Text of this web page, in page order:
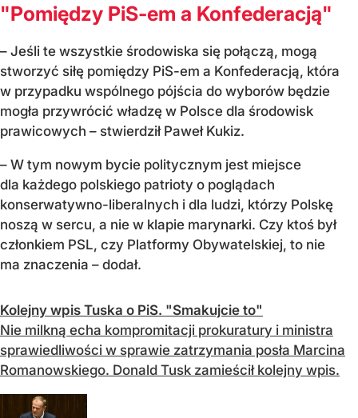
"Pomiędzy PiS-em a Konfederacją"
– Jeśli te wszystkie środowiska się połączą, mogą
stworzyć siłę pomiędzy PiS-em a Konfederacją, która
w przypadku wspólnego pójścia do wyborów będzie
mogła przywrócić władzę w Polsce dla środowisk
prawicowych – stwierdził Paweł Kukiz.
– W tym nowym bycie politycznym jest miejsce
dla każdego polskiego patrioty o poglądach
konserwatywno-liberalnych i dla ludzi, którzy Polskę
noszą w sercu, a nie w klapie marynarki. Czy ktoś był
członkiem PSL, czy Platformy Obywatelskiej, to nie
ma znaczenia – dodał.
Kolejny wpis Tuska o PiS. "Smakujcie to"
Nie milkną echa kompromitacji prokuratury i ministra
sprawiedliwości w sprawie zatrzymania posła Marcina
Romanowskiego. Donald Tusk zamieścił kolejny wpis.